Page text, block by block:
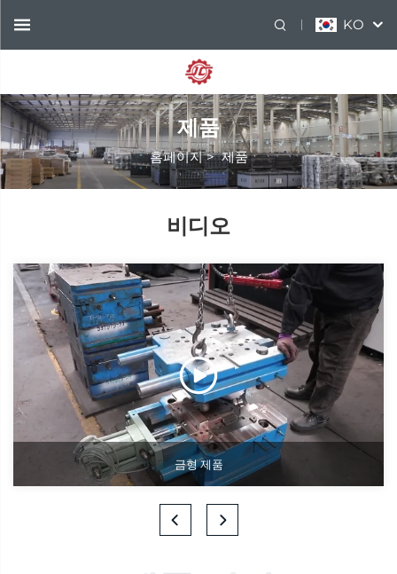
KO
제품
홈페이지>제품
비디오
금형 제품